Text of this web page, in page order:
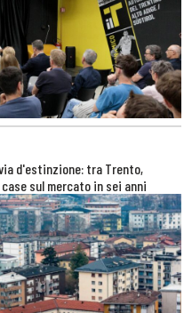
d'estinzione: tra Trento,
sul mercato in sei anni